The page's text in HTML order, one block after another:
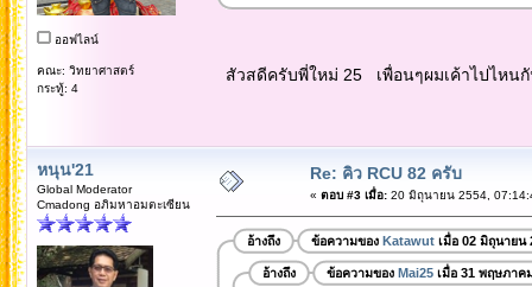
ออฟไลน์
คณะ: วิทยาศาสตร์
กระทู้: 4
สัวสดีครับพี่ใหม่ 25 เพื่อนๆผมเค้าไปไห
หนุน'21
Global Moderator
Cmadong อภิมหาอมตะเซียน
Re: คิว RCU 82 ครับ
« ตอบ #3 เมื่อ:20 มิถุนายน 2554,
อ้างถึง ข้อความของ Katawutเมื่อ 02 มิถุนายน
อ้างถึง ข้อความของ Mai25เมื่อ 31 พฤษภาค